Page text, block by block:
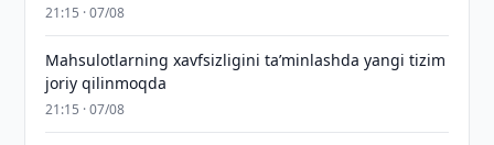
21:15 · 07/08
Mahsulotlarning xavfsizligini taʼminlashda yangi tizim
joriy qilinmoqda
21:15 · 07/08